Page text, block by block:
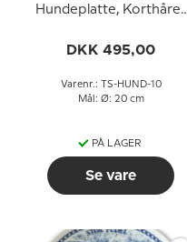
Hundeplatte, Korthåret
DKK 495,00
Varenr.: TS-HUND-10
Mål: Ø: 20 cm
PÅ LAGER
Se vare